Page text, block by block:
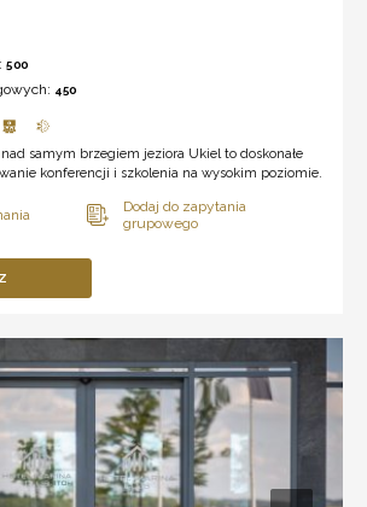
500
450
samym brzegiem jeziora Ukiel to doskonałe
konferencji i szkolenia na wysokim poziomie.